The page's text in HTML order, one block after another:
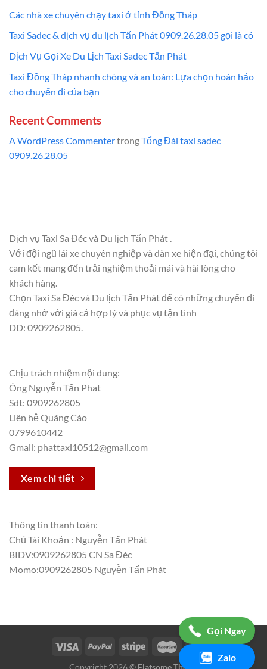
Các nhà xe chuyên chạy taxi ở tỉnh Đồng Tháp
Taxi Sadec & dịch vụ du lịch Tấn Phát 0909.26.28.05 gọi là có
Dịch Vụ Gọi Xe Du Lịch Taxi Sadec Tấn Phát
Taxi Đồng Tháp nhanh chóng và an toàn: Lựa chọn hoàn hảo
cho chuyến đi của bạn
Recent Comments
A WordPress CommentertrongTổng Đài taxi sadec
0909.26.28.05
Dịch vụ Taxi Sa Đéc và Du lịch Tấn Phát .
Với đội ngũ lái xe chuyên nghiệp và dàn xe hiện đại, chúng tôi
cam kết mang đến trải nghiệm thoải mái và hài lòng cho
khách hàng.
Chọn Taxi Sa Đéc và Du lịch Tấn Phát để có những chuyến đi
đáng nhớ với giá cả hợp lý và phục vụ tận tình
DD: 0909262805.
Chịu trách nhiệm nội dung:
Ông Nguyễn Tấn Phat
Sdt: 0909262805
Liên hệ Quãng Cáo
0799610442
Gmail: phattaxi10512@gmail.com
Xem chi tiết
Thông tin thanh toán:
Chủ Tài Khoản : Nguyễn Tấn Phát
BIDV:0909262805 CN Sa Đéc
Momo:0909262805 Nguyễn Tấn Phát
Gọi Ngay
Zalo